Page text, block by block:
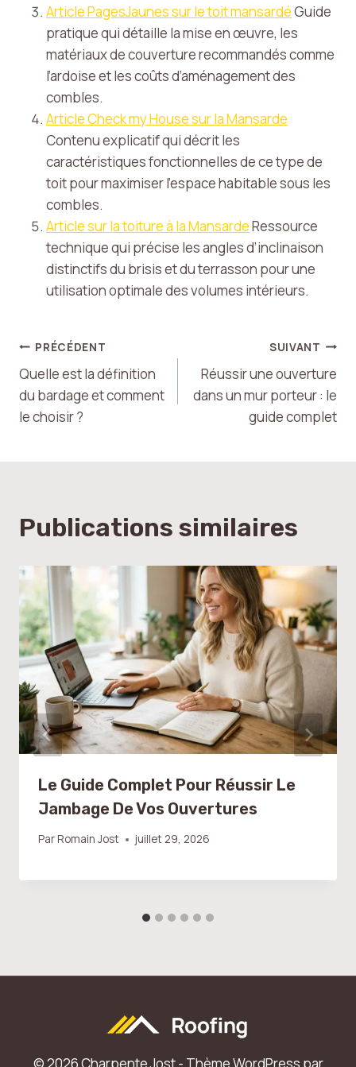
Article PagesJaunes sur le toit mansardéGuide
pratique qui détaille la mise en œuvre, les
matériaux de couverture recommandés comme
l’ardoise et les coûts d’aménagement des
combles.
Article Check my House sur la Mansarde
Contenu explicatif qui décrit les
caractéristiques fonctionnelles de ce type de
toit pour maximiser l’espace habitable sous les
combles.
Article sur la toiture à la MansardeRessource
technique qui précise les angles d’inclinaison
distinctifs du brisis et du terrasson pour une
utilisation optimale des volumes intérieurs.
Navigation
de
l’article
PRÉCÉDENT
Quelle est la définition
du bardage et comment
le choisir ?
SUIVANT
Réussir une ouverture
dans un mur porteur : le
guide complet
Publications similaires
Le Guide Complet Pour Réussir Le
Jambage De Vos Ouvertures
Par Romain Jost juillet 29, 2026